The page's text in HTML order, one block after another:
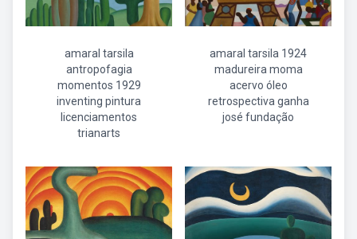
amaral tarsila
antropofagia
momentos 1929
inventing pintura
licenciamentos
trianarts
amaral tarsila 1924
madureira moma
acervo óleo
retrospectiva ganha
josé fundação